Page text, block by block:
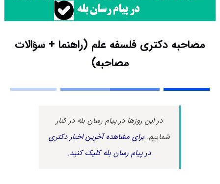
مصاحبه دکتری فلسفه علم (راهنما + سؤالات
مصاحبه)
در این روزها در پیام رسان بله در کنار
شماییم.برای مشاهده آخرین اخبار دکتری
در پیام رسان بله کلیک کنید.